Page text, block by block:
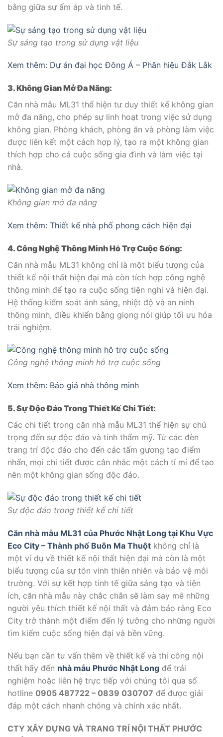
bằng giữa sự ấm áp và tinh tế.
Sự sáng tạo trong sử dụng vật liệu
Xem thêm: Dự án đại học Đông Á – Phân hiệu Đắk Lắk
3. Không Gian Mở Đa Năng:
Căn nhà mẫu ML31 thể hiện tư duy thiết kế không gian
mở đa năng, cho phép sự linh hoạt trong việc sử dụng
không gian. Phòng khách, phòng ăn và phòng làm việc
được liên kết một cách hợp lý, tạo ra một không gian
thích hợp cho cả cuộc sống gia đình và làm việc tại
nhà.
Không gian mở đa năng
Xem thêm: Thiết kế nhà phố phong cách hiện đại
4. Công Nghệ Thông Minh Hỗ Trợ Cuộc Sống:
Căn nhà mẫu ML31 không chỉ là một biểu tượng của
thiết kế nội thất hiện đại mà còn tích hợp công nghệ
thông minh để tạo ra cuộc sống tiện nghi và hiện đại.
Hệ thống kiểm soát ánh sáng, nhiệt độ và an ninh
thông minh, điều khiển bằng giọng nói giúp tối ưu hóa
trải nghiệm.
Công nghệ thông minh hỗ trợ cuộc sống
Xem thêm: Báo giá nhà thông minh
5. Sự Độc Đáo Trong Thiết Kế Chi Tiết:
Các chi tiết trong căn nhà mẫu ML31 thể hiện sự chú
trọng đến sự độc đáo và tính thẩm mỹ. Từ các đèn
trang trí độc đáo cho đến các tấm gương tạo điểm
nhấn, mọi chi tiết được cân nhắc một cách tỉ mỉ để tạo
nên một không gian sống độc đáo.
Sự độc đáo trong thiết kế chi tiết
Căn nhà mẫu ML31 của Phước Nhật Long tại Khu Vực
Eco City – Thành phố Buôn Ma Thuột không chỉ là
một ví dụ về thiết kế nội thất hiện đại mà còn là một
biểu tượng của sự tôn vinh thiên nhiên và bảo vệ môi
trường. Với sự kết hợp tinh tế giữa sáng tạo và tiện
ích, căn nhà mẫu này chắc chắn sẽ làm say mê những
người yêu thích thiết kế nội thất và đảm bảo rằng Eco
City trở thành một điểm đến lý tưởng cho những người
tìm kiếm cuộc sống hiện đại và bền vững.
Nếu bạn cần tư vấn thêm về thiết kế và thi công nội
thất hãy đến nhà mẫu Phước Nhật Long để trải
nghiệm hoặc liên hệ trực tiếp với chúng tôi qua số
hotline 0905 487722 – 0839 030707 để được giải
đáp một cách nhanh chóng và chính xác nhất.
CTY XÂY DỰNG VÀ TRANG TRÍ NỘI THẤT PHƯỚC